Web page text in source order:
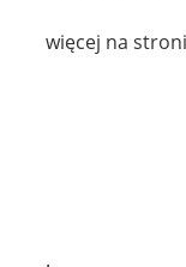
więcej na
.